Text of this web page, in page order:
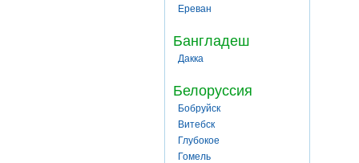
Ереван
Бангладеш
Дакка
Белоруссия
Бобруйск
Витебск
Глубокое
Гомель